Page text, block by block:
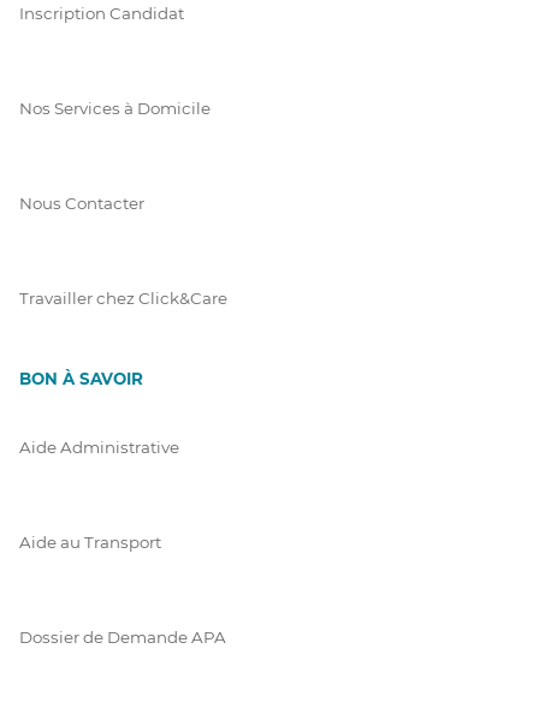
Inscription Candidat
Nos Services à Domicile
Nous Contacter
Travailler chez Click&Care
BON À SAVOIR
Aide Administrative
Aide au Transport
Dossier de Demande APA